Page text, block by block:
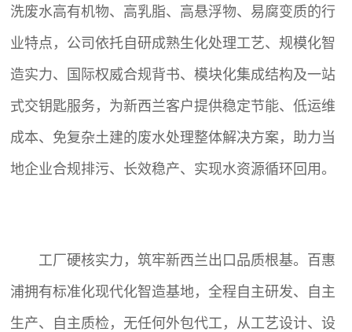
洗废水高有机物、高乳脂、高悬浮物、易腐变质的行
业特点，公司依托自研成熟生化处理工艺、规模化智
造实力、国际权威合规背书、模块化集成结构及一站
式交钥匙服务，为新西兰客户提供稳定节能、低运维
成本、免复杂土建的废水处理整体解决方案，助力当
地企业合规排污、长效稳产、实现水资源循环回用。
工厂硬核实力，筑牢新西兰出口品质根基。百惠
浦拥有标准化现代化智造基地，全程自主研发、自主
生产、自主质检，无任何外包代工，从工艺设计、设